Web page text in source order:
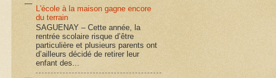
L'école à la maison gagne encore
du terrain
SAGUENAY – Cette année, la
rentrée scolaire risque d’être
particulière et plusieurs parents ont
d’ailleurs décidé de retirer leur
enfant des...